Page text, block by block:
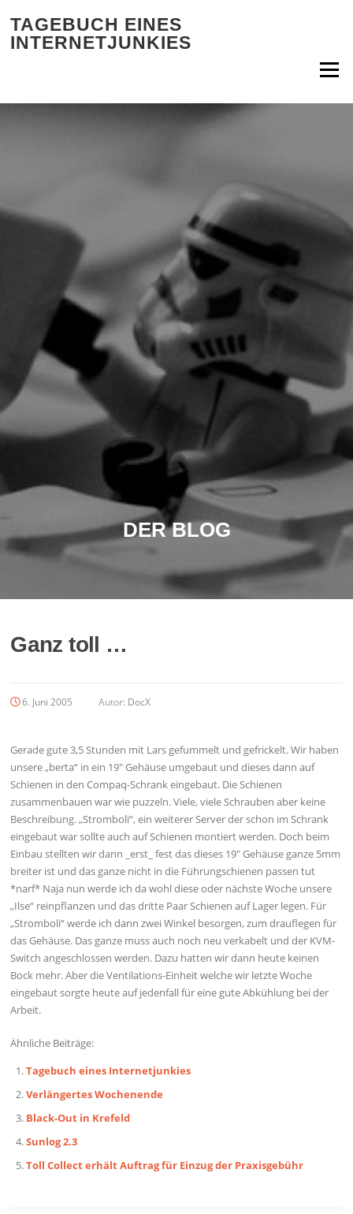
TAGEBUCH EINES
INTERNETJUNKIES
Menü
DER BLOG
Ganz toll …
6. Juni 2005 Autor: DocX
Gerade gute 3,5 Stunden mit Lars gefummelt und gefrickelt. Wir haben
unsere „berta“ in ein 19″ Gehäuse umgebaut und dieses dann auf
Schienen in den Compaq-Schrank eingebaut. Die Schienen
zusammenbauen war wie puzzeln. Viele, viele Schrauben aber keine
Beschreibung. „Stromboli“, ein weiterer Server der schon im Schrank
eingebaut war sollte auch auf Schienen montiert werden. Doch beim
Einbau stellten wir dann _erst_ fest das dieses 19″ Gehäuse ganze 5mm
breiter ist und das ganze nicht in die Führungschienen passen tut
*narf* Naja nun werde ich da wohl diese oder nächste Woche unsere
„Ilse“ reinpflanzen und das dritte Paar Schienen auf Lager legen. Für
„Stromboli“ werde ich dann zwei Winkel besorgen, zum drauflegen für
das Gehäuse. Das ganze muss auch noch neu verkabelt und der KVM-
Switch angeschlossen werden. Dazu hatten wir dann heute keinen
Bock mehr. Aber die Ventilations-Einheit welche wir letzte Woche
eingebaut sorgte heute auf jedenfall für eine gute Abkühlung bei der
Arbeit.
Ähnliche Beiträge:
Tagebuch eines Internetjunkies
Verlängertes Wochenende
Black-Out in Krefeld
Sunlog 2.3
Toll Collect erhält Auftrag für Einzug der Praxisgebühr